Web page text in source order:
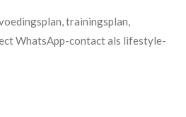
trainingsplan,
WhatsApp-contact als lifestyle-